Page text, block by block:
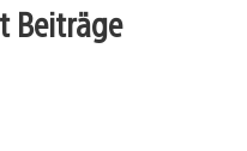
Beiträge